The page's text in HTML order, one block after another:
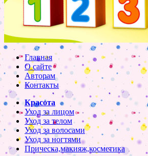
Главная
О сайте
Авторам
Контакты
Красота
Уход за лицом
Уход за телом
Уход за волосами
Уход за ногтями
Прическа,макияж,косметика